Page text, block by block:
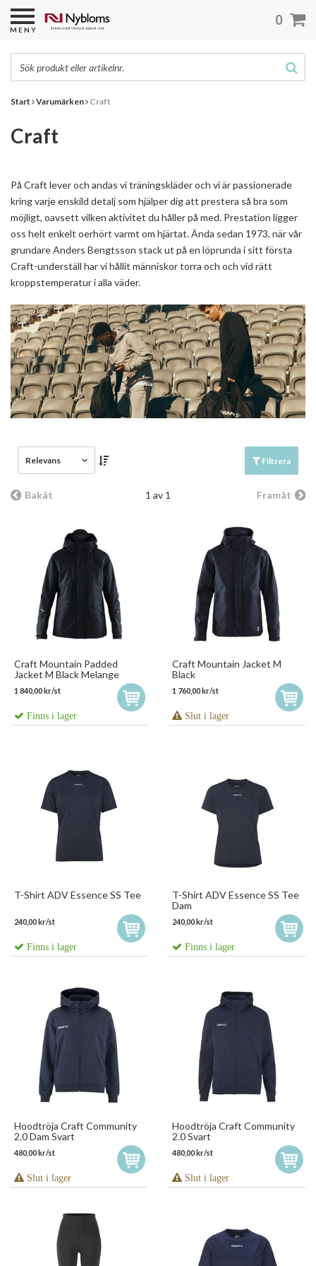
Start Varumärken Craft
Craft
På Craft lever och andas vi träningskläder och vi är passionerade
kring varje enskild detalj som hjälper dig att prestera så bra som
möjligt, oavsett vilken aktivitet du håller på med. Prestation ligger
oss helt enkelt oerhört varmt om hjärtat. Ända sedan 1973, när vår
grundare Anders Bengtsson stack ut på en löprunda i sitt första
Craft-underställ har vi hållit människor torra och och vid rätt
kroppstemperatur i alla väder.
Relevans Filtrera
Bakåt 1 av 1 Framåt
Craft Mountain Padded
Jacket M Black Melange
1 840,00 kr/st
Finns i lager
Craft Mountain Jacket M
Black
1 760,00 kr/st
Slut i lager
T-Shirt ADV Essence SS Tee
240,00 kr/st
Finns i lager
T-Shirt ADV Essence SS Tee
Dam
240,00 kr/st
Finns i lager
Hoodtröja Craft Community
2.0 Dam Svart
480,00 kr/st
Slut i lager
Hoodtröja Craft Community
2.0 Svart
480,00 kr/st
Slut i lager
MENY
0